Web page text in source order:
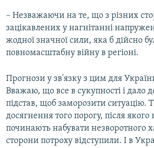
– Незважаючи на те, що з різних
зацікавлених у нагнітанні
жодної значної сили, яка б дійсно
повномасштабну війну в регіоні.
Прогнози у зв'язку з цим для
Вважаю, що все в сукупності і дало
підстав, щоб заморозити ситуацію.
досягнення того порогу, після якого
починають набувати незворотного
сторони потроху відступили. І в